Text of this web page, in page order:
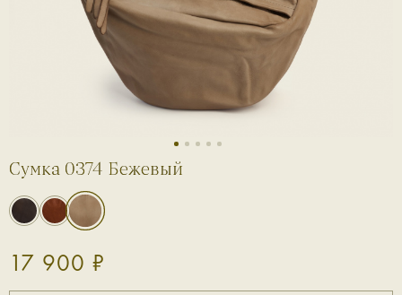
1 2 3 4 5
Сумка 0374 Бежевый
17 900 ₽